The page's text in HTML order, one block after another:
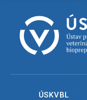
ÚSKVBL